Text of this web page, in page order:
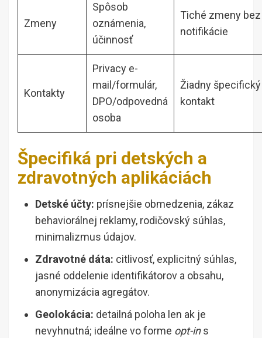
Zmeny
Spôsob
oznámenia,
účinnosť
Tiché zmeny bez
notifikácie
Kontakty
Privacy e-
mail/formulár,
DPO/odpovedná
osoba
Žiadny špecifický
kontakt
Špecifiká pri detských a
zdravotných aplikáciách
Detské účty: prísnejšie obmedzenia, zákaz
behaviorálnej reklamy, rodičovský súhlas,
minimalizmus údajov.
Zdravotné dáta: citlivosť, explicitný súhlas,
jasné oddelenie identifikátorov a obsahu,
anonymizácia agregátov.
Geolokácia: detailná poloha len ak je
nevyhnutná; ideálne vo forme opt-ins